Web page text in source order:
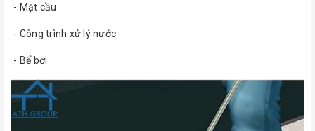
- Mặt cầu
- Công trình xử lý nước
- Bể bơi